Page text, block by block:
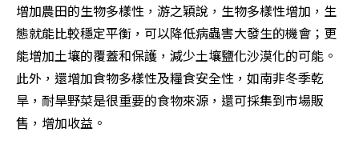
增加農田的生物多樣性，游之穎說，生物多樣性增加，生
態就能比較穩定平衡，可以降低病蟲害大發生的機會；更
能增加土壤的覆蓋和保護，減少土壤鹽化沙漠化的可能。
此外，還增加食物多樣性及糧食安全性，如南非冬季乾
旱，耐旱野菜是很重要的食物來源，還可採集到市場販
售，增加收益。